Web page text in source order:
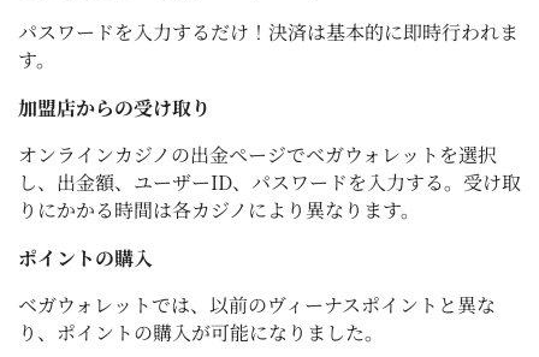
パスワードを入力するだけ！決済は基本的に即時行われま
す。
加盟店からの受け取り
オンラインカジノの出金ページでベガウォレットを選択
し、出金額、ユーザーID、パスワードを入力する。受け取
りにかかる時間は各カジノにより異なります。
ポイントの購入
ベガウォレットでは、以前のヴィーナスポイントと異な
り、ポイントの購入が可能になりました。